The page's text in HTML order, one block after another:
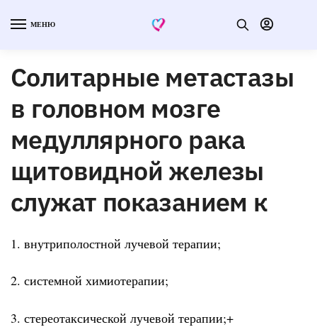
МЕНЮ
Солитарные метастазы
в головном мозге
медуллярного рака
щитовидной железы
служат показанием к
1. внутриполостной лучевой терапии;
2. системной химиотерапии;
3. стереотаксической лучевой терапии;+